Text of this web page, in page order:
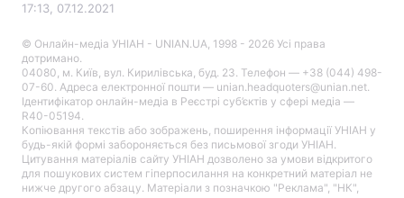
17:13, 07.12.2021
© Онлайн-медіа УНІАН - UNIAN.UA, 1998 - 2026 Усі права
дотримано.
04080, м. Київ, вул. Кирилівська, буд. 23. Телефон — +38 (044) 498-
07-60. Адреса електронної пошти — unian.headquoters@unian.net.
Ідентифікатор онлайн-медіа в Реєстрі суб’єктів у сфері медіа —
R40-05194.
Копіювання текстів або зображень, поширення інформації УНІАН у
будь-якій формі забороняється без письмової згоди УНІАН.
Цитування матеріалів сайту УНІАН дозволено за умови відкритого
для пошукових систем гіперпосилання на конкретний матеріал не
нижче другого абзацу. Матеріали з позначкою "Реклама", "НК",